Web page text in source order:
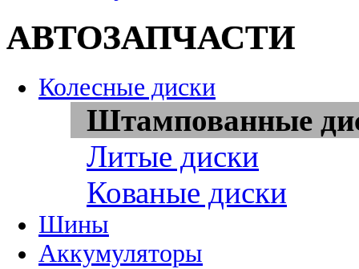
АВТОЗАПЧАСТИ
Колесные диски
Штампованные
Литые диски
Кованые диски
Шины
Аккумуляторы